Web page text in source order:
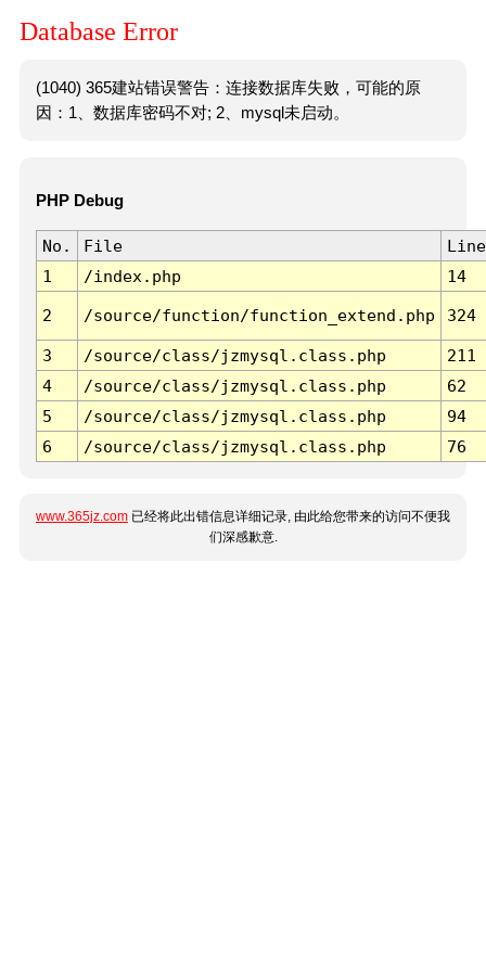
Database Error
(1040) 365建站错误警告：连接数据库失败，可能的原
因：1、数据库密码不对; 2、mysql未启动。
PHP Debug
No. File
Line
1
/index.php 14
2 /source/function/function_extend.php 324
3 /source/class/jzmysql.class.php
211
4
/source/class/jzmysql.class.php
62
5
/source/class/jzmysql.class.php
94
6
/source/class/jzmysql.class.php 76
www.365jz.com 已经将此出错信息详细记录, 由此给您带来的访问不便我
们深感歉意.